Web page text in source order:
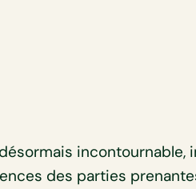
incontournable,
des parties